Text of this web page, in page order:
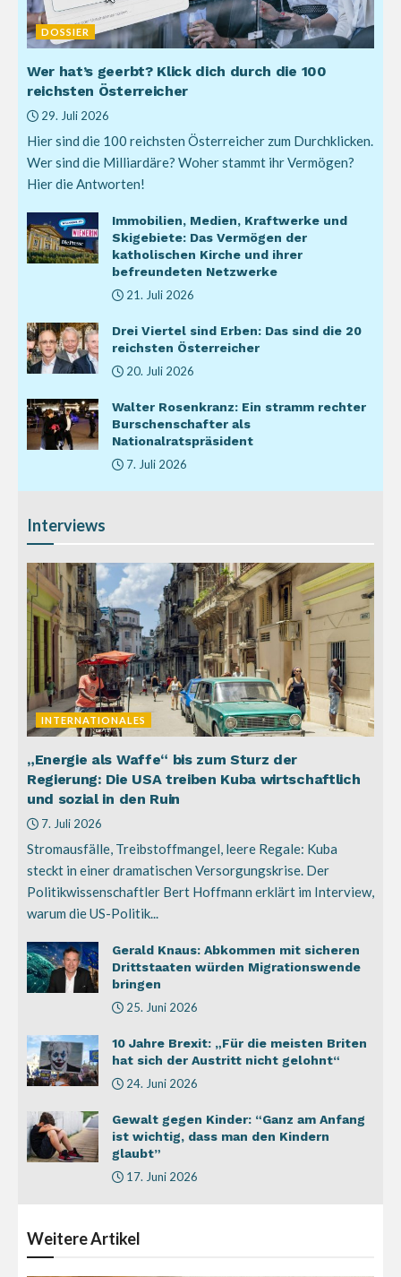
DOSSIER
Wer hat’s geerbt? Klick dich durch die 100
reichsten Österreicher
29. Juli 2026
Hier sind die 100 reichsten Österreicher zum Durchklicken.
Wer sind die Milliardäre? Woher stammt ihr Vermögen?
Hier die Antworten!
Immobilien, Medien, Kraftwerke und
Skigebiete: Das Vermögen der
katholischen Kirche und ihrer
befreundeten Netzwerke
21. Juli 2026
Drei Viertel sind Erben: Das sind die 20
reichsten Österreicher
20. Juli 2026
Walter Rosenkranz: Ein stramm rechter
Burschenschafter als
Nationalratspräsident
7. Juli 2026
Interviews
INTERNATIONALES
„Energie als Waffe“ bis zum Sturz der
Regierung: Die USA treiben Kuba wirtschaftlich
und sozial in den Ruin
7. Juli 2026
Stromausfälle, Treibstoffmangel, leere Regale: Kuba
steckt in einer dramatischen Versorgungskrise. Der
Politikwissenschaftler Bert Hoffmann erklärt im Interview,
warum die US-Politik...
Gerald Knaus: Abkommen mit sicheren
Drittstaaten würden Migrationswende
bringen
25. Juni 2026
10 Jahre Brexit: „Für die meisten Briten
hat sich der Austritt nicht gelohnt“
24. Juni 2026
Gewalt gegen Kinder: “Ganz am Anfang
ist wichtig, dass man den Kindern
glaubt”
17. Juni 2026
WeitereArtikel